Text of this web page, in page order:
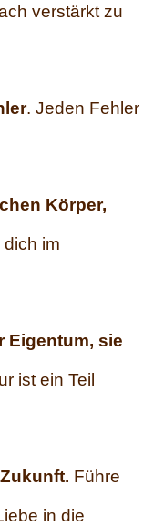
verstärkt zu
. Jeden Fehler
Körper,
dich im
Eigentum, sie
ist ein Teil
Führe
in die